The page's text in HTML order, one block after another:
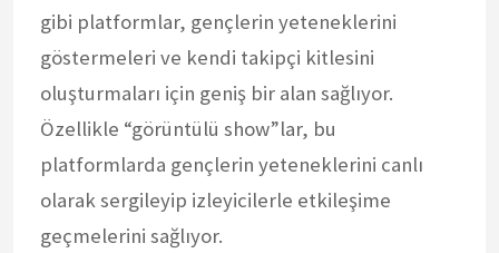
gibi platformlar, gençlerin yeteneklerini
göstermeleri ve kendi takipçi kitlesini
oluşturmaları için geniş bir alan sağlıyor.
Özellikle “görüntülü show”lar, bu
platformlarda gençlerin yeteneklerini canlı
olarak sergileyip izleyicilerle etkileşime
geçmelerini sağlıyor.